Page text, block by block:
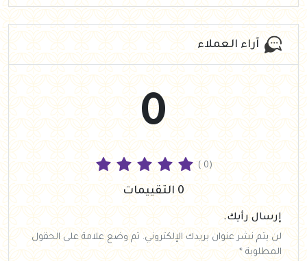
آراء العملاء
0
( 0)
0 التقييمات
إرسال رأيك.
لن يتم نشر عنوان بريدك الإلكتروني. تم وضع علامة على الحقول
المطلوبة *